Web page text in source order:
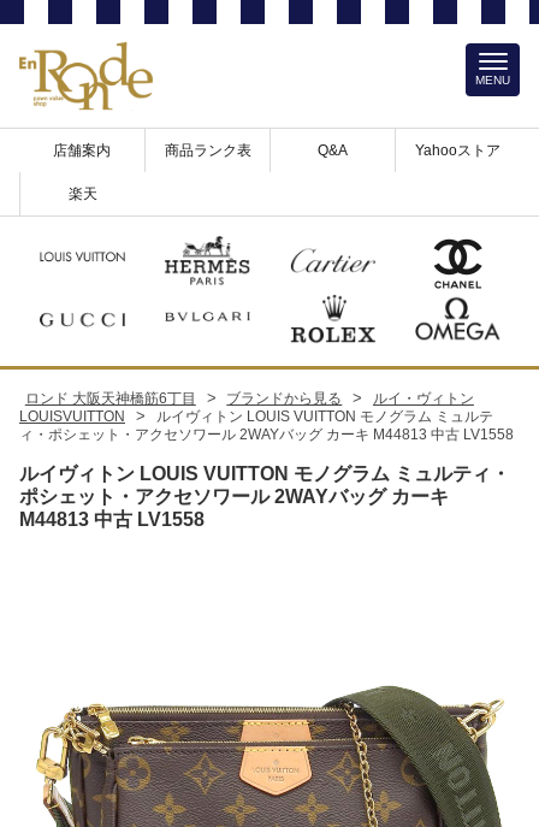
店舗案内 商品ランク表 Q&A Yahooストア
楽天
MENU
ロンド 大阪天神橋筋6丁目 > ブランドから見る >
ルイ・ヴィトン
LOUISVUITTON
>
ルイヴィトン LOUIS VUITTON モノグラム ミュルテ
ィ・ポシェット・アクセソワール 2WAYバッグ カーキ M44813 中古 LV1558
ルイヴィトン LOUIS VUITTON モノグラム ミュルティ・
ポシェット・アクセソワール 2WAYバッグ カーキ
M44813 中古 LV1558